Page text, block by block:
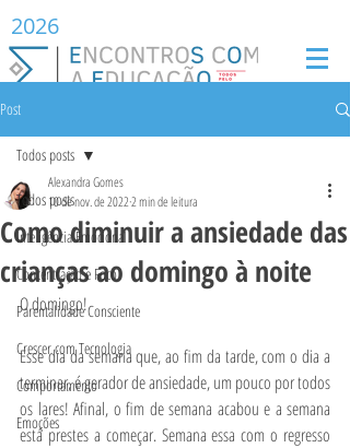
2026
Post
Todos posts
Inteligência Emocional
Concentração e Foco
Parentalidade Consciente
Crescer com Tecnologia
Comportamento
Emoções
Todos posts
Como diminuir a ansiedade das
crianças ao domingo à noite
Alexandra Gomes
10 de nov. de 20222 min de leitura
O domingo!
Esse dia da semana que, ao fim da tarde, com o dia a
terminar, é gerador de ansiedade, um pouco por todos
os lares! Afinal, o fim de semana acabou e a semana
está prestes a começar. Semana essa com o regresso